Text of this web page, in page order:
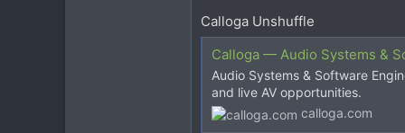
Calloga Unshuffle
Calloga — Audio Systems &
Audio Systems & Software
and live AV opportunities.
calloga.com